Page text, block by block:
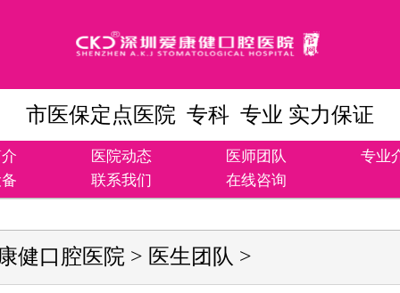
市医保定点医院 专科 专业 实力保证
医院动态 医师团队
专业
联系我们 在线咨询
健口腔医院 > 医生团队 >